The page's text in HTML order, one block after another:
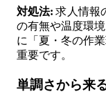
対処法: 求人情報
の有無や温度環
に「夏・冬の作
重要です。
単調さから来